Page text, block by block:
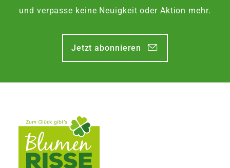
Blumenkasten ↓
Kasten
Standard
Bewässerung
60 cm ca. 15
80 cm ca. 20
FOLGENDE VERSANDKOSTEN
KÖNNEN ENTSTEHEN
für größere Pakete (z.B. Pflanzen oder
SPERRGUTVERSAND
und verpasse keine Neuigkeit oder Aktion mehr.
Jetzt abonnieren